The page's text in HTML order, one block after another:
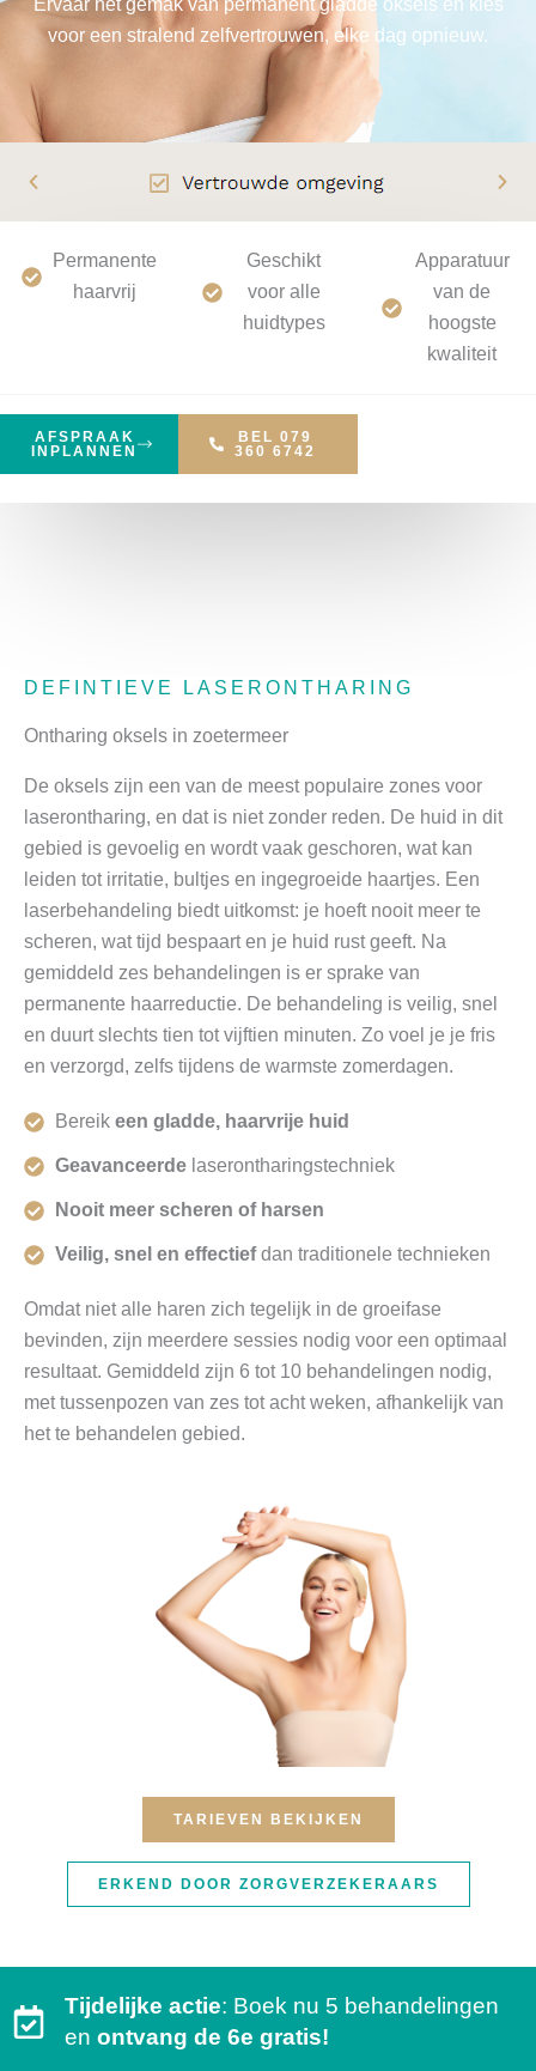
Ervaar het gemak van permanent gladde oksels en kies
voor een stralend zelfvertrouwen, elke dag opnieuw.
Permanente
haarvrij
Geschikt
voor alle
huidtypes
Apparatuur
van de
hoogste
kwaliteit
AFSPRAAK
INPLANNEN
BEL 079
360 6742
DEFINTIEVE LASERONTHARING
Ontharing oksels in zoetermeer
De oksels zijn een van de meest populaire zones voor
laserontharing, en dat is niet zonder reden. De huid in dit
gebied is gevoelig en wordt vaak geschoren, wat kan
leiden tot irritatie, bultjes en ingegroeide haartjes. Een
laserbehandeling biedt uitkomst: je hoeft nooit meer te
scheren, wat tijd bespaart en je huid rust geeft. Na
gemiddeld zes behandelingen is er sprake van
permanente haarreductie. De behandeling is veilig, snel
en duurt slechts tien tot vijftien minuten. Zo voel je je fris
en verzorgd, zelfs tijdens de warmste zomerdagen.
Bereikeen gladde, haarvrije huid
Geavanceerde laserontharingstechniek
Nooit meer scheren of harsen
Veilig, snel en effectiefdan traditionele technieken
Omdat niet alle haren zich tegelijk in de groeifase
bevinden, zijn meerdere sessies nodig voor een optimaal
resultaat. Gemiddeld zijn 6 tot 10 behandelingen nodig,
met tussenpozen van zes tot acht weken, afhankelijk van
het te behandelen gebied.
TARIEVEN BEKIJKEN
ERKEND DOOR ZORGVERZEKERAARS
Tijdelijke actie: Boek nu 5 behandelingen
en ontvang de 6e gratis!